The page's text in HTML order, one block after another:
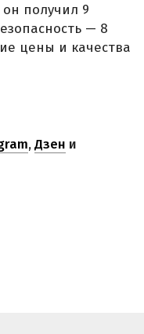
получил 9
— 8
цены и качества
,Дзен и